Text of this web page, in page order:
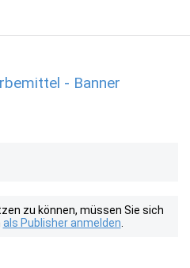
- Banner
zu können, müssen Sie sich
als Publisher anmelden